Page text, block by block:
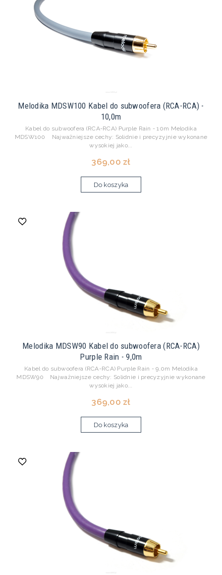
Melodika MDSW100 Kabel do subwoofera (RCA-RCA) -
10,0m
Kabel do subwoofera (RCA-RCA) Purple Rain - 10m Melodika
MDSW100 Najważniejsze cechy: Solidnie i precyzyjnie wykonane
wysokiej jako...
369,00 zł
Do koszyka
Melodika MDSW90 Kabel do subwoofera (RCA-RCA)
Purple Rain - 9,0m
Kabel do subwoofera (RCA-RCA) Purple Rain - 9,0m Melodika
MDSW90 Najważniejsze cechy: Solidnie i precyzyjnie wykonane
wysokiej jako...
369,00 zł
Do koszyka